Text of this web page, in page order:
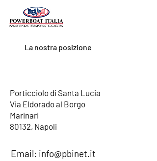
La nostra posizione
Porticciolo di Santa Lucia
Via Eldorado al Borgo
Marinari
80132, Napoli
Email: info@pbinet.it